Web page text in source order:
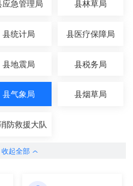
应急管理局 县林草局
县统计局 县医疗保障局
县地震局 县税务局
县气象局 县烟草局
防救援大队
收起全部